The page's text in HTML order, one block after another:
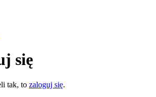
się
tak, to zaloguj się.